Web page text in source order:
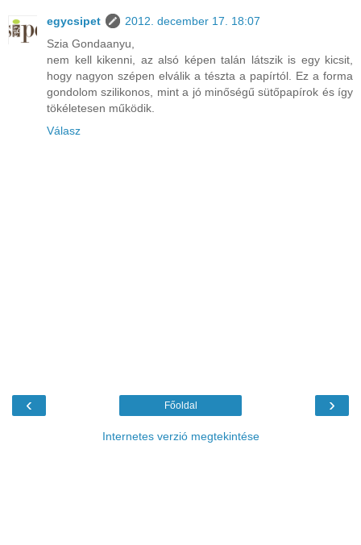
egycsipet
2012. december 17. 18:07
Szia Gondaanyu,
nem kell kikenni, az alsó képen talán látszik is egy kicsit,
hogy nagyon szépen elválik a tészta a papírtól. Ez a forma
gondolom szilikonos, mint a jó minőségű sütőpapírok és így
tökéletesen működik.
Válasz
‹ ›
Főoldal
Internetes verzió megtekintése